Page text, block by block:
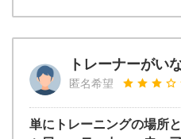
トレーナーがい
匿名希望
単にトレーニングの場所